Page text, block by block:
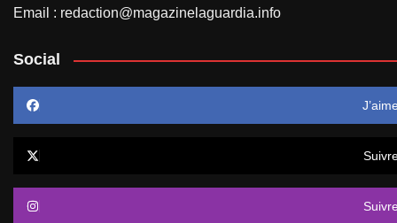
Email : redaction@magazinelaguardia.info
Social